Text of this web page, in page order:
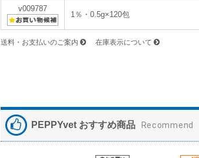
v009787
1％・0.5g×120包
送料・お支払いのご案内 在庫表示について
PEPPYvet おすすめ商品 Recommend